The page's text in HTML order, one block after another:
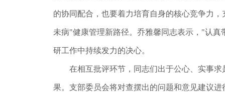
的协同配合，也要着力培育自身的核心竞争力
未病"健康管理新路径。乔雅馨同志表示，"认
研工作中持续发力的决心。
在相互批评环节，同志们出于公心、实事求
果。支部委员会将对查摆出的问题和意见建议